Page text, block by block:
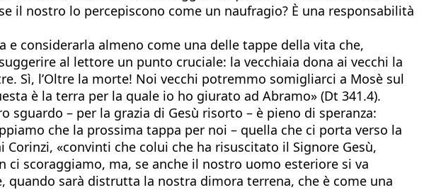
il nostro lo percepiscono come un naufragio? È una responsabilità
considerarla almeno come una delle tappe della vita che,
al lettore un punto cruciale: la vecchiaia dona ai vecchi la
Sì, l’Oltre la morte! Noi vecchi potremmo somigliarci a Mosè sul
è la terra per la quale io ho giurato ad Abramo» (Dt 341.4).
– per la grazia di Gesù risorto – è pieno di speranza:
che la prossima tappa per noi – quella che ci porta verso la
«convinti che colui che ha risuscitato il Signore Gesù,
scoraggiamo, ma, se anche il nostro uomo esteriore si va
sarà distrutta la nostra dimora terrena, che è come una